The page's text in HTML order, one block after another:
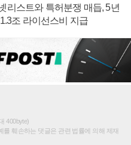
리스트와 특허분쟁 매듭, 5년
조 라이선스비 지급
400byte)
훼손하는 댓글은 관련 법률에 의해 제재